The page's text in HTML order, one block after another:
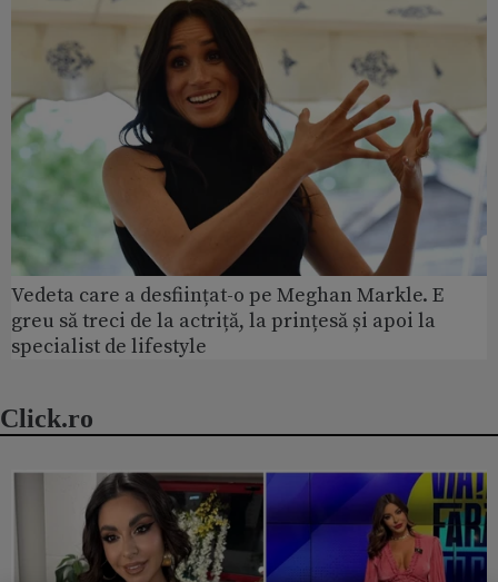
Vedeta care a desființat-o pe Meghan Markle. E
greu să treci de la actriță, la prințesă și apoi la
specialist de lifestyle
Click.ro